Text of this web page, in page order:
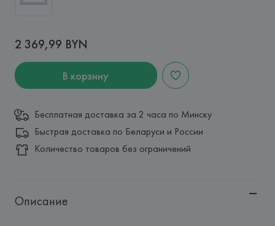
2 369,99 BYN
В корзину
Бесплатная доставка за 2 часа по Минску
Быстрая доставка по Беларуси и России
Количество товаров без ограничений
Описание